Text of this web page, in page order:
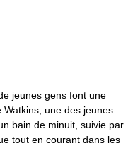
jeunes gens font une
une des jeunes
bain de minuit, suivie par
tout en courant dans les